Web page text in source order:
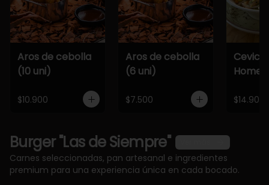
Aros de cebolla
(10 uni)
$10.900
Aros de cebolla
(6 uni)
$7.500
Home
$14.900
Burger "Las de Siempre"
Carnes seleccionadas, pan artesanal e ingredientes
premium para una experiencia única en cada bocado.